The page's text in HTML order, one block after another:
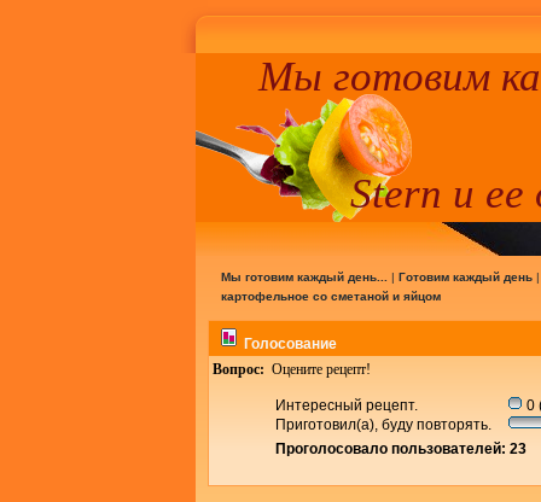
Мы готовим
Stern и ее
Мы готовим каждый день... | Готовим каждый день
картофельное со сметаной и яйцом
Голосование
Вопрос: Оцените рецепт!
Интересный рецепт.
0
Приготовил(а), буду повторять.
Проголосовало пользователей: 23